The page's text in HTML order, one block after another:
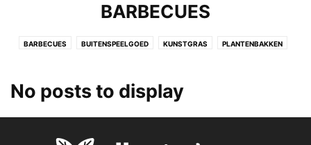
BARBECUES
BARBECUES BUITENSPEELGOED KUNSTGRAS PLANTENBAKKEN
VIJVERPRODUCTEN ZWEMBADEN EN SPA
No posts to display